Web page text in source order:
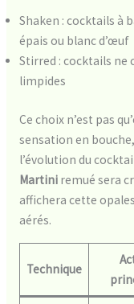
Shaken : cocktails à
épais ou blanc d’œuf
Stirred : cocktails ne
limpides
Ce choix n’est pas
sensation en
l’évolution du
Martiniremué sera
affichera cette
aérés.
Technique